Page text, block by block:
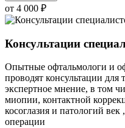
от 4 000 ₽
Консультации
Опытные офтальмологи и
проводят консультации
экспертное мнение, в том
миопии, контактной
косоглазия и патологий
операции